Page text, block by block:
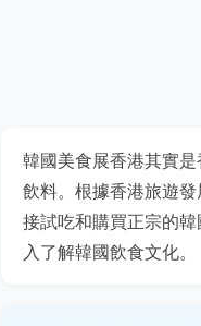
韓國美食展香港其實
飲料。根據香港旅遊
接試吃和購買正宗的
入了解韓國飲食文化。